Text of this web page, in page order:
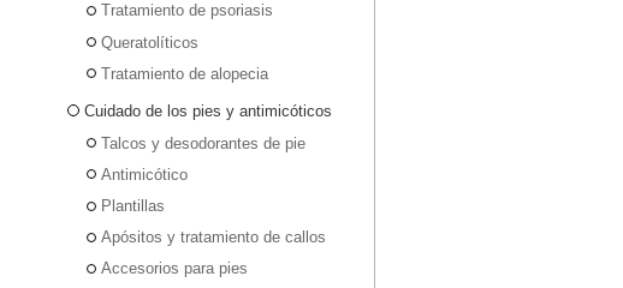
Tratamiento de psoriasis
Queratolíticos
Tratamiento de alopecia
Cuidado de los pies y antimicóticos
Talcos y desodorantes de pie
Antimicótico
Plantillas
Apósitos y tratamiento de callos
Accesorios para pies